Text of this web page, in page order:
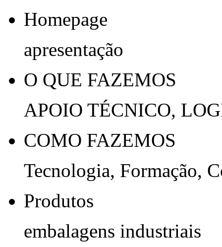
Homepage
apresentação
O QUE FAZEMOS
APOIO TÉCNICO,
COMO FAZEMOS
Tecnologia, Formação,
Produtos
embalagens industriais